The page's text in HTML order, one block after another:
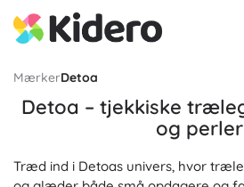
MærkerDetoa
Detoa – tjekkiske
og perler
Træd ind i Detoas univers, hvor